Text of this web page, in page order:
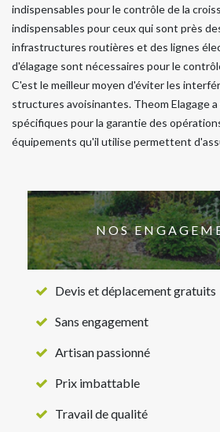
indispensables pour le contrôle de la
indispensables pour ceux qui sont près
infrastructures routières et des lignes
d'élagage sont nécessaires pour le
C'est le meilleur moyen d'éviter les
structures avoisinantes. Theom Elagage
spécifiques pour la garantie des
équipements qu'il utilise permettent
NOS
Devis et déplacement gratuits
Sans engagement
Artisan passionné
Prix imbattable
Travail de qualité